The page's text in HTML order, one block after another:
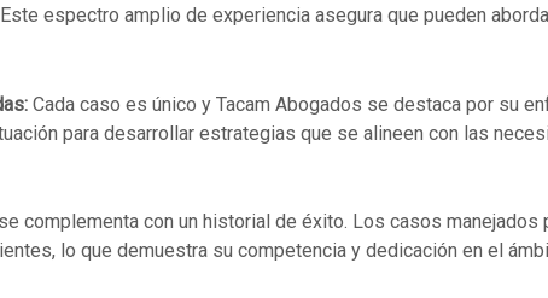
espectro amplio de experiencia asegura que pueden
Cada caso es único y Tacam Abogados se destaca por su
para desarrollar estrategias que se alineen con las
complementa con un historial de éxito. Los casos manejados
lo que demuestra su competencia y dedicación en el